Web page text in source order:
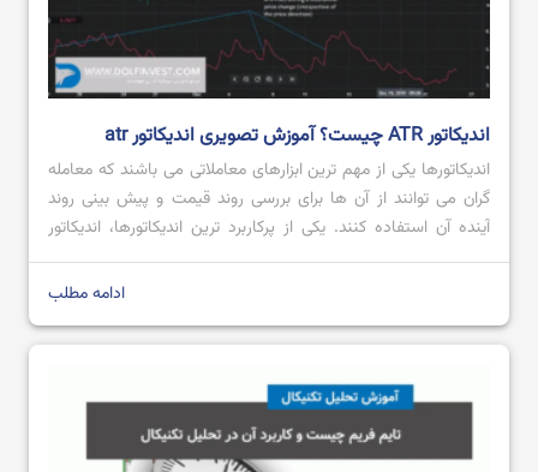
اندیکاتور ATR چیست؟ آموزش تصویری اندیکاتور atr
اندیکاتورها یکی از مهم ترین ابزارهای معاملاتی می باشند که معامله
گران می توانند از آن ها برای بررسی روند قیمت و پیش بینی روند
آینده آن استفاده کنند. یکی از پرکاربرد ترین اندیکاتورها، اندیکاتور
ATR است که محبوبیت بالایی میان معامله گران داشته و از آن
ادامه مطلب